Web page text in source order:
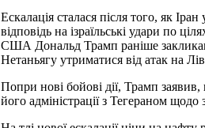
Ескалація сталася після того, як
відповідь на ізраїльські удари по
США Дональд Трамп раніше закликав
Нетаньягу утриматися від атак на
Попри нові бойові дії, Трамп
його адміністрації з Тегераном